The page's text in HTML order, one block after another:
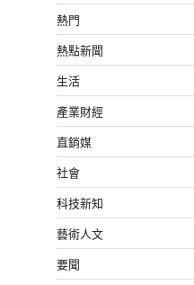
熱門
熱點新聞
生活
產業財經
直銷媒
社會
科技新知
藝術人文
要聞